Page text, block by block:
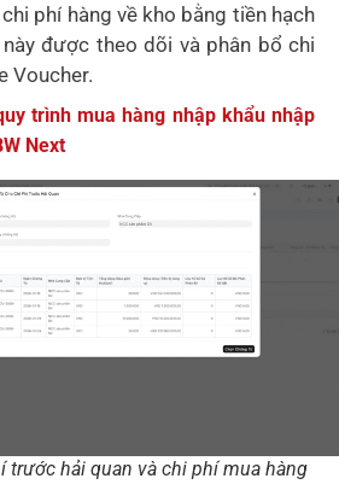
phí hàng về kho bằng tiền hạch
được theo dõi và phân bổ chi
Voucher.
trình mua hàng nhập khẩu nhập
Next
trước hải quan và chi phí mua hàng